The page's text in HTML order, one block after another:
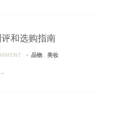
和选购指南
品物 , 美妆